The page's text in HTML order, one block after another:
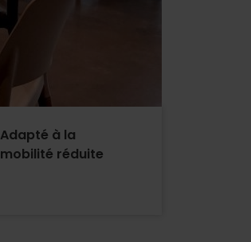
Adapté à la
mobilité réduite